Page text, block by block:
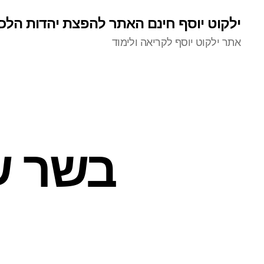
ילקוט יוסף חינם האתר להפצת יהדות
אתר ילקוט יוסף לקריאה ולימוד
בשר